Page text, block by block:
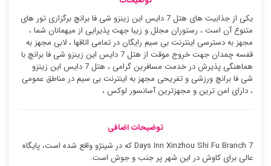
یکی از جذابیت های هتل 7 دایس این زینزو شی فا برانچ برگزاری تور های
متنوع آن است ، رستوران مجلل و زیبا جهت پذیرایی از میهمانان شما ،
مجهز به دسترسی اینترنت بی سیم رایگان در تمامی اتاقها ، لابی مجهز به
قفسه چمدان جهت خروج موقت از هتل 7 دایس این زینزو شی فا برانچ با
هماهنگی پذیرش در خدمت مسافرین گرامی ، هتل 7 دایس این زینزو
شی فا برانچ ورزشی و تفریحی مجهز به اینترنت بی سیم در مناطق عمومی
، دارای امن ترین و مجهزترین آسانسور لوکس ،
توضیحات اضافی
7 Days Inn Xinzhou Shi Fu Branch که در شینژو واقع شده است، پایگاه
عالی برای کاوش در این شهر پر جنب و جوش است.